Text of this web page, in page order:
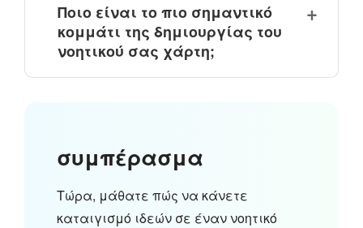
Ποιο είναι το πιο σημαντικό
κομμάτι της δημιουργίας του
νοητικού σας χάρτη;
συμπέρασμα
Τώρα, μάθατε πώς να κάνετε
καταιγισμό ιδεών σε έναν νοητικό